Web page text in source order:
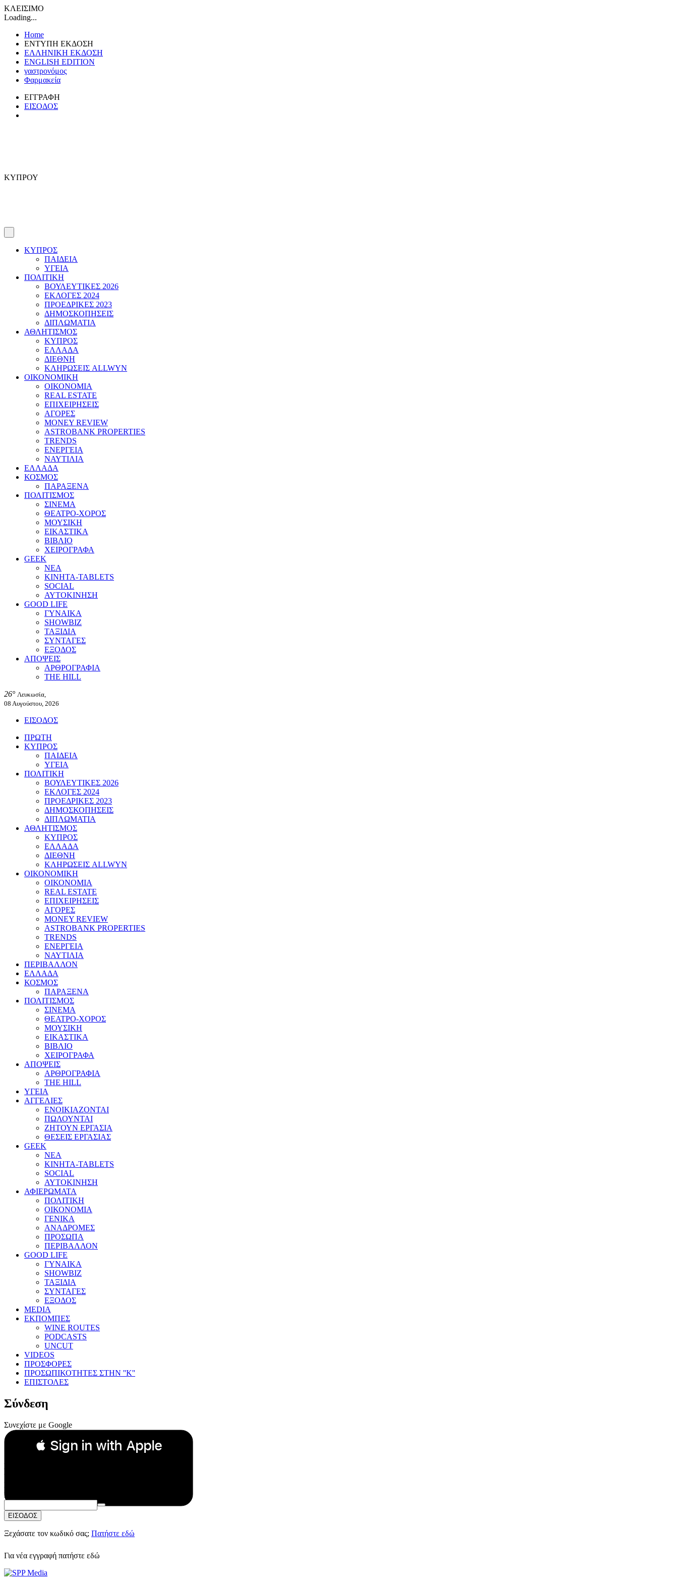
ΚΛΕΙΣΙΜΟ
Loading...
Home
ΕΝΤΥΠΗ ΕΚΔΟΣΗ
ΕΛΛΗΝΙΚΗ ΕΚΔΟΣΗ
ENGLISH EDITION
γαστρονόμος
Φαρμακεία
ΕΓΓΡΑΦΗ
ΕΙΣΟΔΟΣ
ΚΥΠΡΟΥ
ΚΥΠΡΟΣ
ΠΑΙΔΕΙΑ
ΥΓΕΙΑ
ΠΟΛΙΤΙΚΗ
ΒΟΥΛΕΥΤΙΚΕΣ 2026
ΕΚΛΟΓΕΣ 2024
ΠΡΟΕΔΡΙΚΕΣ 2023
ΔΗΜΟΣΚΟΠΗΣΕΙΣ
ΔΙΠΛΩΜΑΤΙΑ
ΑΘΛΗΤΙΣΜΟΣ
ΚΥΠΡΟΣ
ΕΛΛΑΔΑ
ΔΙΕΘΝΗ
ΚΛΗΡΩΣΕΙΣ ALLWYN
ΟΙΚΟΝΟΜΙΚΗ
ΟΙΚΟΝΟΜΙΑ
REAL ESTATE
ΕΠΙΧΕΙΡΗΣΕΙΣ
ΑΓΟΡΕΣ
MONEY REVIEW
ASTROBANK PROPERTIES
TRENDS
ΕΝΕΡΓΕΙΑ
ΝΑΥΤΙΛΙΑ
ΕΛΛΑΔΑ
ΚΟΣΜΟΣ
ΠΑΡΑΞΕΝΑ
ΠΟΛΙΤΙΣΜΟΣ
ΣΙΝΕΜΑ
ΘΕΑΤΡΟ-ΧΟΡΟΣ
ΜΟΥΣΙΚΗ
ΕΙΚΑΣΤΙΚΑ
ΒΙΒΛΙΟ
ΧΕΙΡΟΓΡΑΦΑ
GEEK
ΝΕΑ
ΚΙΝΗΤΑ-TABLETS
SOCIAL
ΑΥΤΟΚΙΝΗΣΗ
GOOD LIFE
ΓΥΝΑΙΚΑ
SHOWBIZ
ΤΑΞΙΔΙΑ
ΣΥΝΤΑΓΕΣ
ΕΞΟΔΟΣ
ΑΠΟΨΕΙΣ
ΑΡΘΡΟΓΡΑΦΙΑ
THE HILL
26° Λευκωσία,
08 Αυγούστου, 2026
ΕΙΣΟΔΟΣ
ΠΡΩΤΗ
ΚΥΠΡΟΣ
ΠΑΙΔΕΙΑ
ΥΓΕΙΑ
ΠΟΛΙΤΙΚΗ
ΒΟΥΛΕΥΤΙΚΕΣ 2026
ΕΚΛΟΓΕΣ 2024
ΠΡΟΕΔΡΙΚΕΣ 2023
ΔΗΜΟΣΚΟΠΗΣΕΙΣ
ΔΙΠΛΩΜΑΤΙΑ
ΑΘΛΗΤΙΣΜΟΣ
ΚΥΠΡΟΣ
ΕΛΛΑΔΑ
ΔΙΕΘΝΗ
ΚΛΗΡΩΣΕΙΣ ALLWYN
ΟΙΚΟΝΟΜΙΚΗ
ΟΙΚΟΝΟΜΙΑ
REAL ESTATE
ΕΠΙΧΕΙΡΗΣΕΙΣ
ΑΓΟΡΕΣ
MONEY REVIEW
ASTROBANK PROPERTIES
TRENDS
ΕΝΕΡΓΕΙΑ
ΝΑΥΤΙΛΙΑ
ΠΕΡΙΒΑΛΛΟΝ
ΕΛΛΑΔΑ
ΚΟΣΜΟΣ
ΠΑΡΑΞΕΝΑ
ΠΟΛΙΤΙΣΜΟΣ
ΣΙΝΕΜΑ
ΘΕΑΤΡΟ-ΧΟΡΟΣ
ΜΟΥΣΙΚΗ
ΕΙΚΑΣΤΙΚΑ
ΒΙΒΛΙΟ
ΧΕΙΡΟΓΡΑΦΑ
ΑΠΟΨΕΙΣ
ΑΡΘΡΟΓΡΑΦΙΑ
THE HILL
ΥΓΕΙΑ
ΑΓΓΕΛΙΕΣ
ΕΝΟΙΚΙΑΖΟΝΤΑΙ
ΠΩΛΟΥΝΤΑΙ
ΖΗΤΟΥΝ ΕΡΓΑΣΙΑ
ΘΕΣΕΙΣ ΕΡΓΑΣΙΑΣ
GEEK
ΝΕΑ
ΚΙΝΗΤΑ-TABLETS
SOCIAL
ΑΥΤΟΚΙΝΗΣΗ
ΑΦΙΕΡΩΜΑΤΑ
ΠΟΛΙΤΙΚΗ
ΟΙΚΟΝΟΜΙΑ
ΓΕΝΙΚΑ
ΑΝΑΔΡΟΜΕΣ
ΠΡΟΣΩΠΑ
ΠΕΡΙΒΑΛΛΟΝ
GOOD LIFE
ΓΥΝΑΙΚΑ
SHOWBIZ
ΤΑΞΙΔΙΑ
ΣΥΝΤΑΓΕΣ
ΕΞΟΔΟΣ
MEDIA
ΕΚΠΟΜΠΕΣ
WINE ROUTES
PODCASTS
UNCUT
VIDEOS
ΠΡΟΣΦΟΡΕΣ
ΠΡΟΣΩΠΙΚΟΤΗΤΕΣ ΣΤΗΝ ''Κ''
ΕΠΙΣΤΟΛΕΣ
Σύνδεση
Συνεχίστε με Google
 Sign in with Apple
Συνεχίστε με Apple
ή
Email:
Κωδικός Πρόσβασης:
ΕΙΣΟΔΟΣ
Ξεχάσατε τον κωδικό σας; Πατήστε εδώ
Για νέα εγγραφή πατήστε εδώ